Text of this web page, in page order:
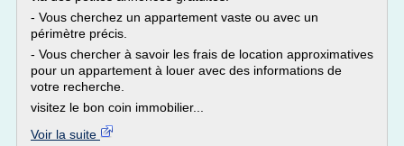
- Vous cherchez un appartement vaste ou avec un
périmètre précis.
- Vous chercher à savoir les frais de location approximatives
pour un appartement à louer avec des informations de
votre recherche.
visitez le bon coin immobilier...
Voir la suite